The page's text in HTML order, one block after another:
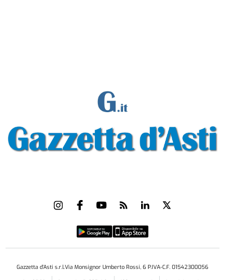
Gazzetta d'Asti s.r.l.Via Monsignor Umberto Rossi, 6 P.IVA-C.F. 01542300056